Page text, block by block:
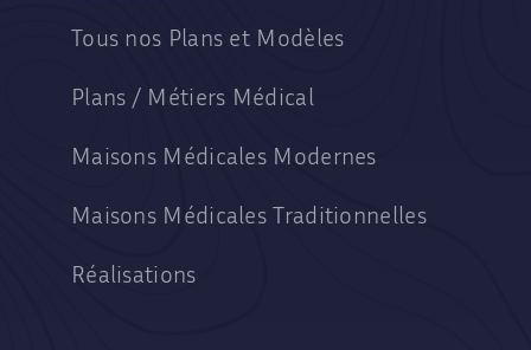
Tous nos Plans et Modèles
Plans / Métiers Médical
Maisons Médicales Modernes
Maisons Médicales Traditionnelles
Réalisations